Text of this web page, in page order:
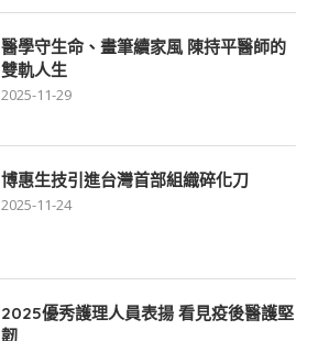
醫學守生命、畫筆續家風 陳持平醫師的
雙軌人生
2025-11-29
博惠生技引進台灣首部組織碎化刀
2025-11-24
2025優秀護理人員表揚 看見疫後醫護堅
韌